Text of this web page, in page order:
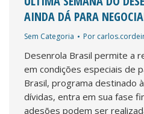
AINDA DÁ PARA
Sem Categoria Por
Desenrola Brasil permite a
em condições especiais de
Brasil, programa destinado
dívidas, entra em sua fase
adesões podem ser